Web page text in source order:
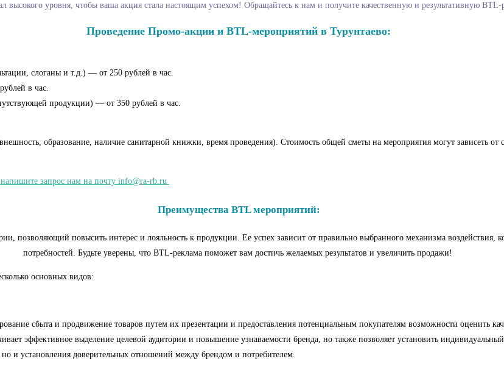
высокого уровня, чтобы ваша акция стала настоящим успехом! Обращайтесь к нам и получите качественную и результативную
Проведение Промо-акции и BTL-мероприятий в Турунтаево:
слоганы и т.д.) — от 250 рублей в час.
в час.
продукции) — от 350 рублей в час.
образование, наличие санитарной книжки, время проведения). Стоимость общей сметы на мероприятия могут зависеть от
запрос нам на почту info@ra-rb.ru
Преимущества BTL мероприятий:
позволяющий повысить интерес и лояльность к продукции. Ее успех зависит от правильно выбранного механизма
потребностей. Будьте уверены, что BTL-реклама поможет вам достичь желаемых результатов и увеличить продажи!
основных видов:
сбыта и продвижение товаров путем их презентации и предоставления потенциальным покупателям возможности оценить
эффективное выделение целевой аудитории и повышение узнаваемости бренда, но также позволяет установить
и установления доверительных отношений между брендом и потребителем.